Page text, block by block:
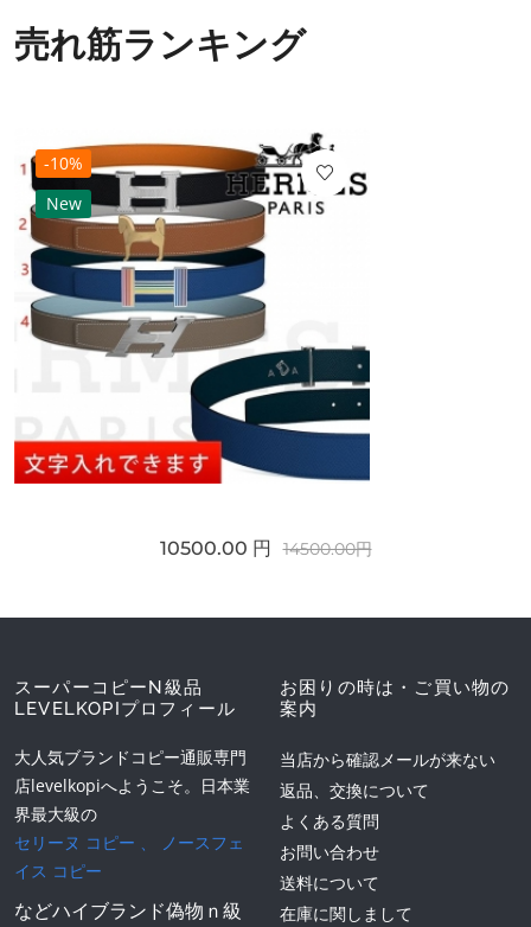
売れ筋ランキング
-10%
New
10500.00 円 14500.00円
スーパーコピーN級品
LEVELKOPIプロフィール
大人気ブランドコピー通販専門
店levelkopiへようこそ。日本業
界最大級の
セリーヌ コピー 、
ノースフェ
イス コピー
などハイブランド偽物ｎ級
お困りの時は・ご買い物の
案内
当店から確認メールが来ない
返品、交換について
よくある質問
お問い合わせ
送料について
在庫に関しまして